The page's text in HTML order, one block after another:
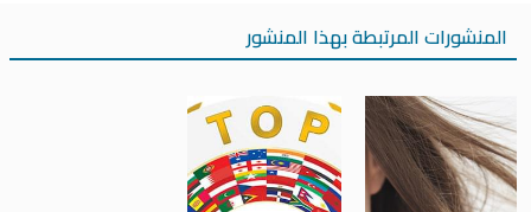
المنشورات المرتبطة بهذا المنشور